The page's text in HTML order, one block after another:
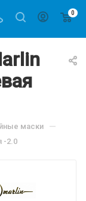
0
маски —
-2.0